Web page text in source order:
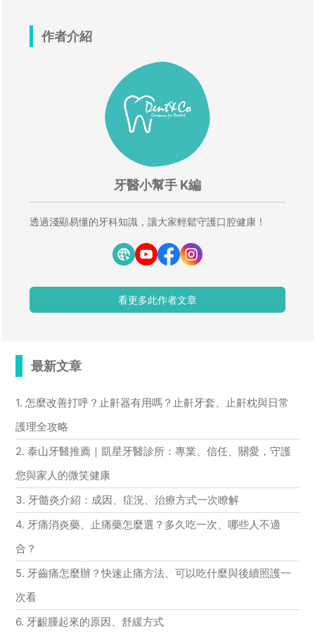
作者介紹
牙醫小幫手 K編
透過淺顯易懂的牙科知識，讓大家輕鬆守護口腔健康！
看更多此作者文章
最新文章
1. 怎麼改善打呼？止鼾器有用嗎？止鼾牙套、止鼾枕與日常
護理全攻略
2. 泰山牙醫推薦｜凱星牙醫診所：專業、信任、關愛，守護
您與家人的微笑健康
3. 牙髓炎介紹：成因、症況、治療方式一次瞭解
4. 牙痛消炎藥、止痛藥怎麼選？多久吃一次、哪些人不適
合？
5. 牙齒痛怎麼辦？快速止痛方法、可以吃什麼與後續照護一
次看
6. 牙齦腫起來的原因、舒緩方式